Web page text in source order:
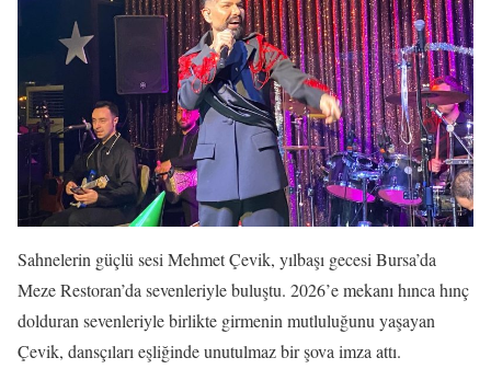
Sahnelerin güçlü sesi Mehmet Çevik, yılbaşı gecesi Bursa’da
Meze Restoran’da sevenleriyle buluştu. 2026’e mekanı hınca hınç
dolduran sevenleriyle birlikte girmenin mutluluğunu yaşayan
Çevik, dansçıları eşliğinde unutulmaz bir şova imza attı.